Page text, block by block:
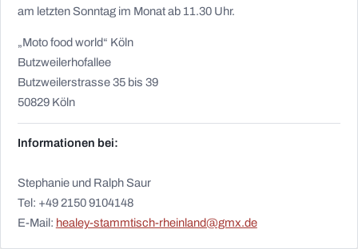
am letzten Sonntag im Monat ab 11.30 Uhr.
„Moto food world“ Köln
Butzweilerhofallee
Butzweilerstrasse 35 bis 39
50829 Köln
Informationen bei:
Stephanie und Ralph Saur
Tel: +49 2150 9104148
E-Mail: healey-stammtisch-rheinland@gmx.de